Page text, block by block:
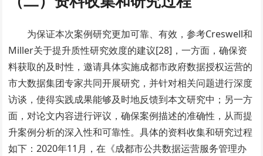
为保证本次案例研究更加可靠、有效，参考Creswell和
Miller关于提升质性研究效度的建议[28]，一方面，确保资
料获取的及时性，邀请具体实施成都市政府数据授权运营的
市大数据集团专家共同开展研究，并针对相关问题进行深度
访谈，使得实践成果能够及时地反馈到本文研究中；另一方
面，对论文内容进行评议，确保案例描述的准确性，从而提
升案例分析的深入性和可靠性。具体的资料收集和研究过程
如下：2020年11月，在《成都市公共数据运营服务管理办